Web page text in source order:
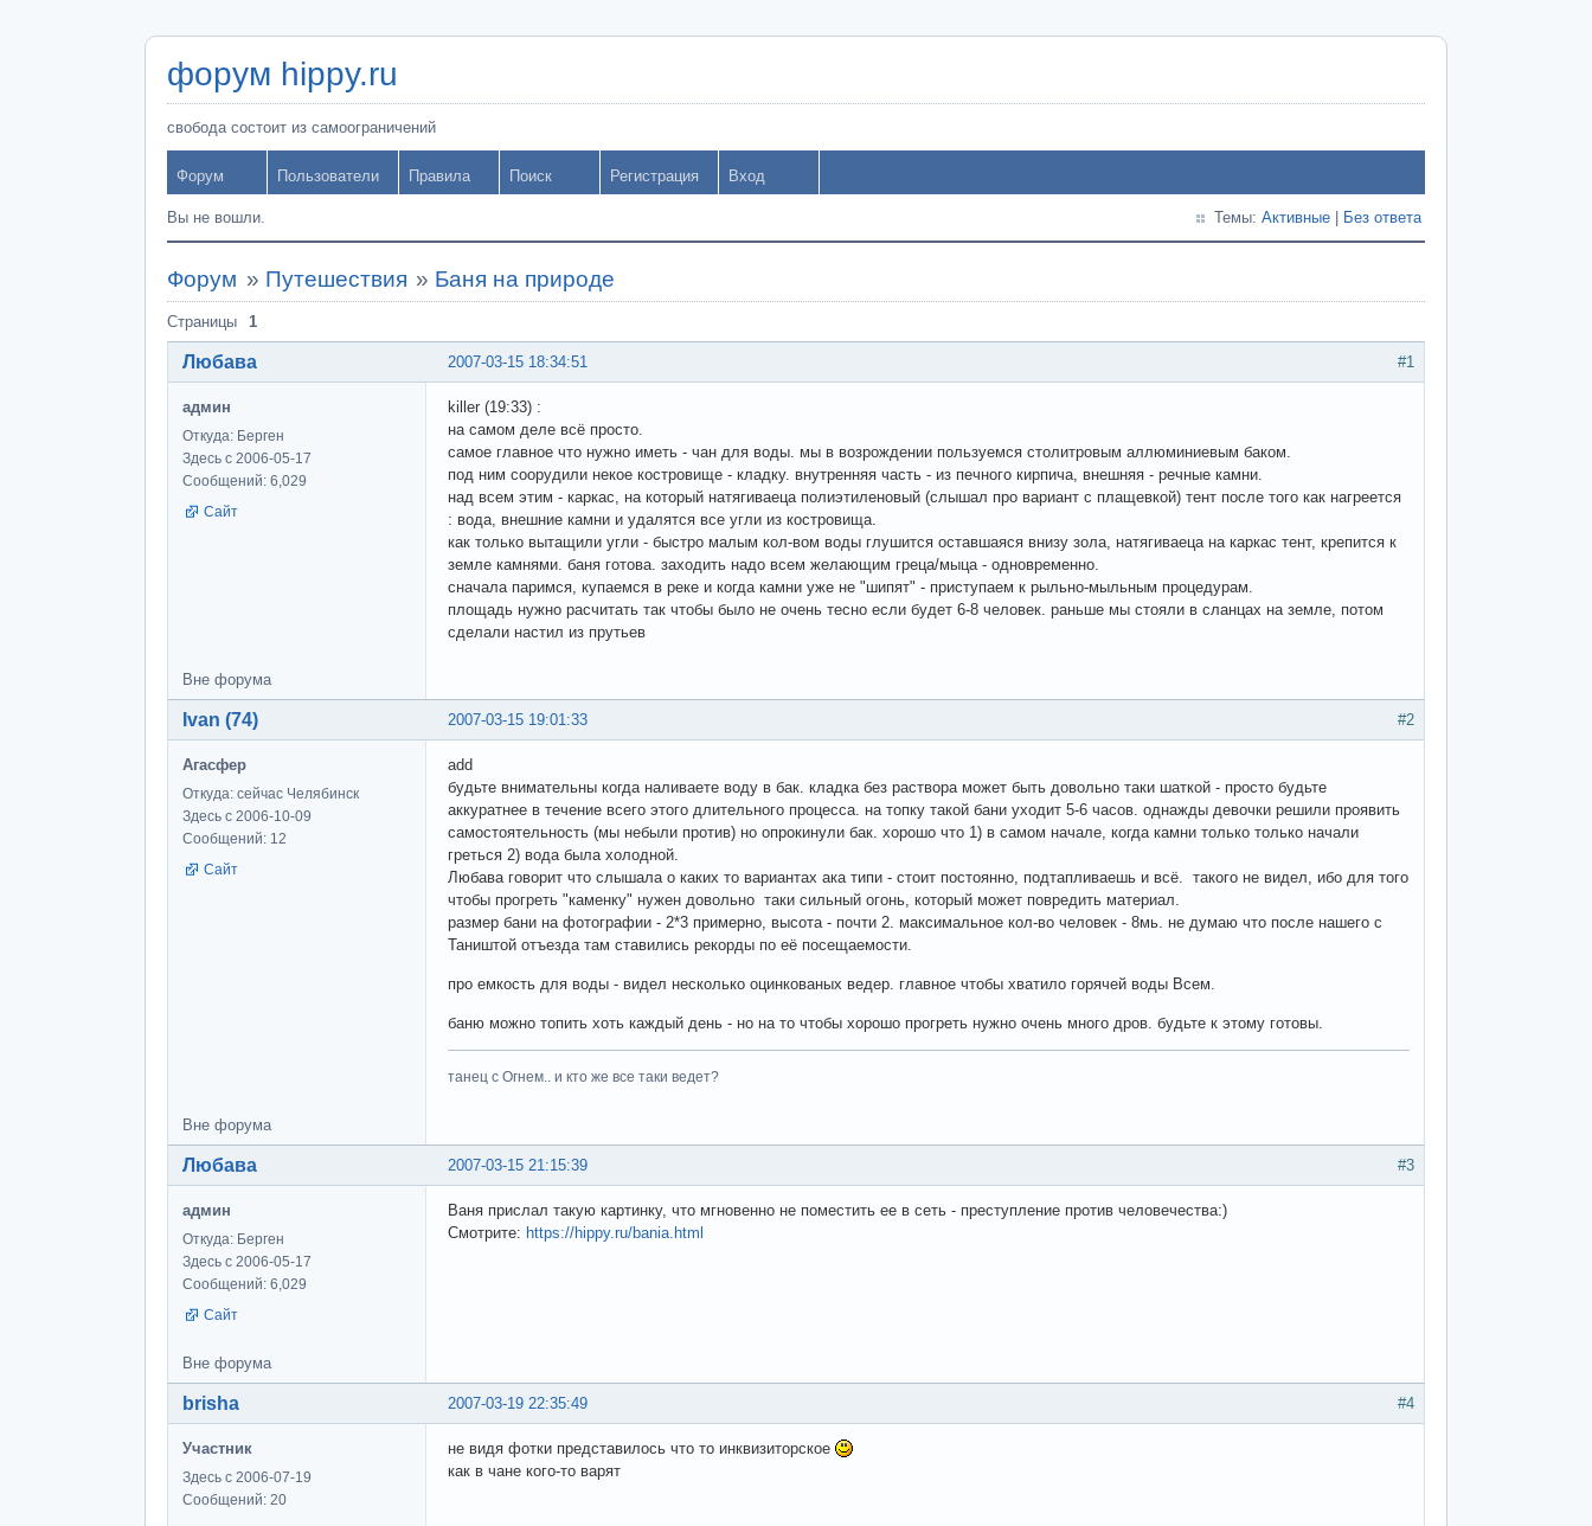
форум hippy.ru
свобода состоит из самоограничений
Форум Пользователи Правила Поиск Регистрация Вход
Вы не вошли. Темы: Активные Без ответа
Форум » Путешествия » Баня на природе
Страницы 1
#1
2007-03-15 18:34:51
Любава
админ
Откуда: Берген
Здесь с 2006-05-17
Сообщений: 6,029
Сайт
killer (19:33) :
на самом деле всё просто.
самое главное что нужно иметь - чан для воды. мы в возрождении пользуемся столитровым аллюминиевым баком.
под ним соорудили некое костровище - кладку. внутренняя часть - из печного кирпича, внешняя - речные камни.
над всем этим - каркас, на который натягиваеца полиэтиленовый (слышал про вариант с плащевкой) тент после того как нагреется
: вода, внешние камни и удалятся все угли из костровища.
как только вытащили угли - быстро малым кол-вом воды глушится оставшаяся внизу зола, натягиваеца на каркас тент, крепится к
земле камнями. баня готова. заходить надо всем желающим греца/мыца - одновременно.
сначала паримся, купаемся в реке и когда камни уже не "шипят" - приступаем к рыльно-мыльным процедурам.
площадь нужно расчитать так чтобы было не очень тесно если будет 6-8 человек. раньше мы стояли в сланцах на земле, потом
сделали настил из прутьев
Вне форума
#2
2007-03-15 19:01:33
Ivan (74)
Агасфер
Откуда: сейчас Челябинск
Здесь с 2006-10-09
Сообщений: 12
Сайт
add
будьте внимательны когда наливаете воду в бак. кладка без раствора может быть довольно таки шаткой - просто будьте
аккуратнее в течение всего этого длительного процесса. на топку такой бани уходит 5-6 часов. однажды девочки решили проявить
самостоятельность (мы небыли против) но опрокинули бак. хорошо что 1) в самом начале, когда камни только только начали
греться 2) вода была холодной.
Любава говорит что слышала о каких то вариантах ака типи - стоит постоянно, подтапливаешь и всё. такого не видел, ибо для того
чтобы прогреть "каменку" нужен довольно таки сильный огонь, который может повредить материал.
размер бани на фотографии - 2*3 примерно, высота - почти 2. максимальное кол-во человек - 8мь. не думаю что после нашего с
Таништой отъезда там ставились рекорды по её посещаемости.
про емкость для воды - видел несколько оцинкованых ведер. главное чтобы хватило горячей воды Всем.
баню можно топить хоть каждый день - но на то чтобы хорошо прогреть нужно очень много дров. будьте к этому готовы.
танец с Огнем.. и кто же все таки ведет?
Вне форума
#3
2007-03-15 21:15:39
Любава
админ
Откуда: Берген
Здесь с 2006-05-17
Сообщений: 6,029
Сайт
Ваня прислал такую картинку, что мгновенно не поместить ее в сеть - преступление против человечества:)
Смотрите: https://hippy.ru/bania.html
Вне форума
#4
2007-03-19 22:35:49
brisha
Участник
Здесь с 2006-07-19
Сообщений: 20
не видя фотки представилось что то инквизиторское
как в чане кого-то варят